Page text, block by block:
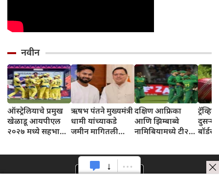
नवीन
ऑस्ट्रेलियाचे प्रमुख
खेळाडू आयपीएल
२०२७ मध्ये सहभागी
ऋषभ पंतने मुख्यमंत्री
धामी यांच्याकडे
जमीन मागितली
जमीन शोधत आहे
दक्षिण आफ्रिका
आणि झिम्बाब्वे
नामिबियामध्ये टी२०